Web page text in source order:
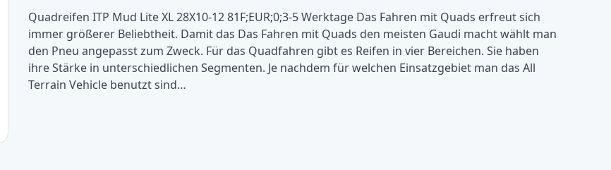
Quadreifen ITP Mud Lite XL 28X10-12 81F;EUR;0;3-5 Werktage Das Fahren mit Quads erfreut sich
immer größerer Beliebtheit. Damit das Das Fahren mit Quads den meisten Gaudi macht wählt man
den Pneu angepasst zum Zweck. Für das Quadfahren gibt es Reifen in vier Bereichen. Sie haben
ihre Stärke in unterschiedlichen Segmenten. Je nachdem für welchen Einsatzgebiet man das All
Terrain Vehicle benutzt sind…